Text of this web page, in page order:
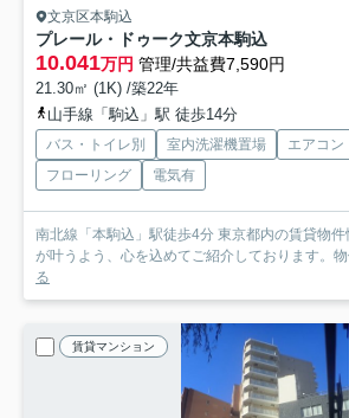
文京区本駒込
プレール・ドゥーク文京本駒込
10.041万円 管理/共益費7,590円
21.30㎡ (1K) /築22年
山手線「駒込」駅 徒歩14分
バス・トイレ別 室内洗濯機置場 エアコン
フローリング
電気有
南北線「本駒込」駅徒歩4分 東京都内の賃貸物
が叶うよう、心を込めてご紹介しております。
る
賃貸マンション